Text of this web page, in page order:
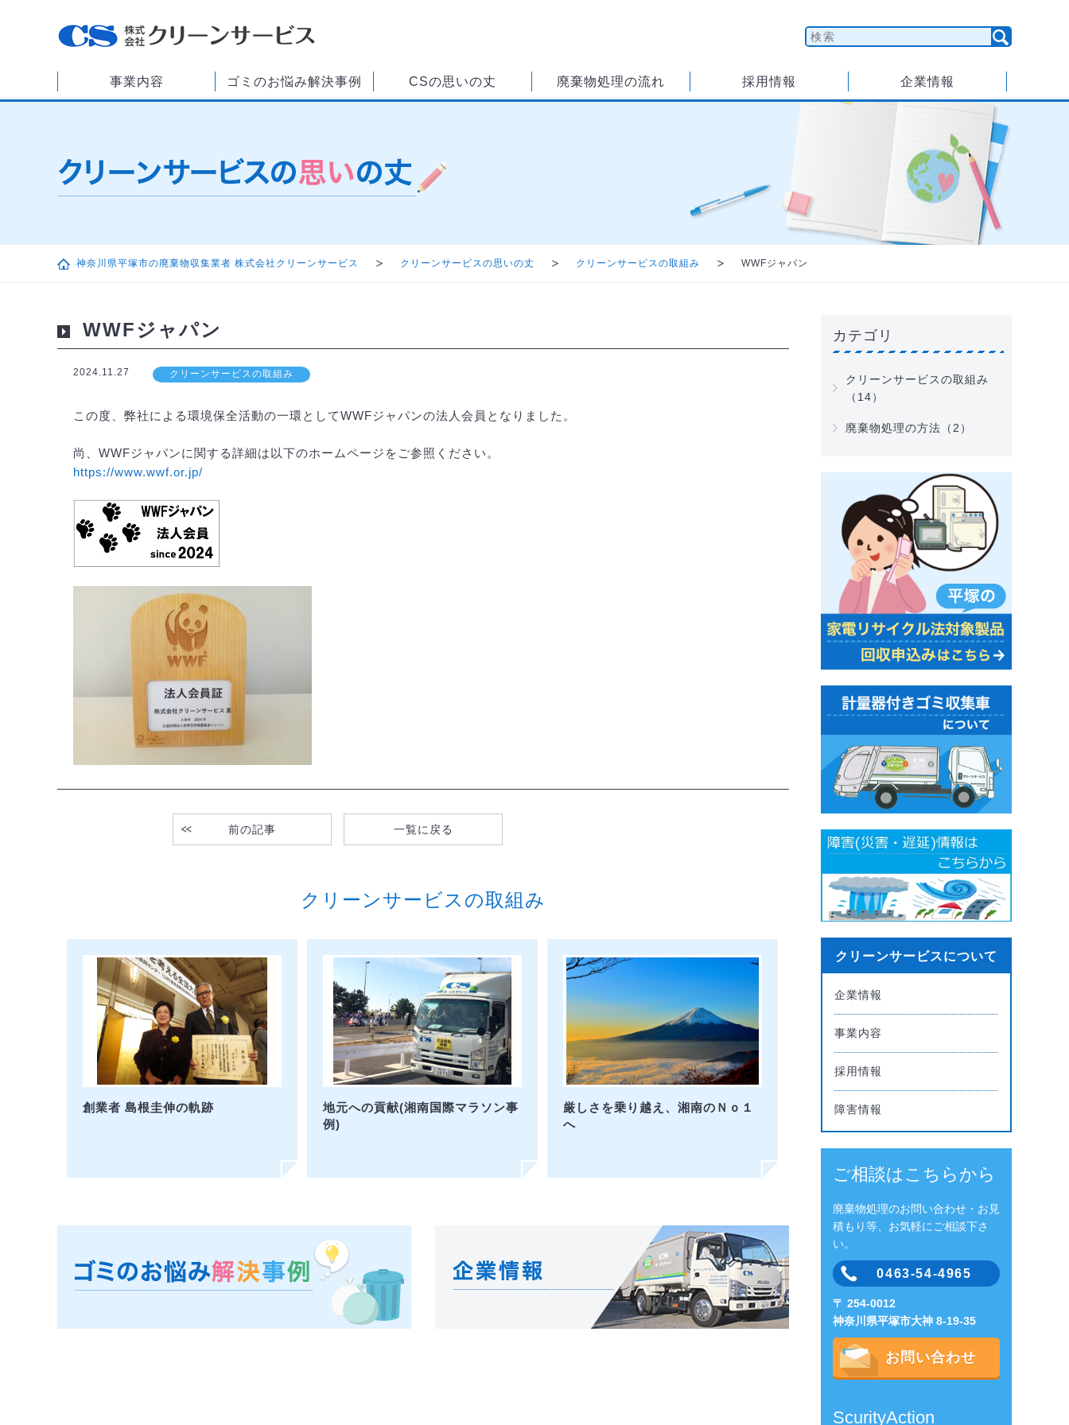
事業内容 ゴミのお悩み解決事例 CSの思いの丈 廃棄物処理の流れ 採用情報 企業情報
神奈川県平塚市の廃棄物収集業者 株式会社クリーンサービス クリーンサービスの思いの丈 クリーンサービスの取組み WWFジャパン
WWFジャパン
2024.11.27 クリーンサービスの取組み
この度、弊社による環境保全活動の一環としてWWFジャパンの法人会員となりました。
尚、WWFジャパンに関する詳細は以下のホームページをご参照ください。
https://www.wwf.or.jp/
前の記事 一覧に戻る
クリーンサービスの取組み
創業者 島根圭伸の軌跡
地元への貢献(湘南国際マラソン事
例)
厳しさを乗り越え、湘南のＮｏ１
へ
カテゴリ
クリーンサービスの取組み
（14）
廃棄物処理の方法（2）
クリーンサービスについて
企業情報
事業内容
採用情報
障害情報
ご相談はこちらから
廃棄物処理のお問い合わせ・お見
積もり等、お気軽にご相談下さ
い。
0463-54-4965
〒 254-0012
神奈川県平塚市大神 8-19-35
お問い合わせ
ScurityAction